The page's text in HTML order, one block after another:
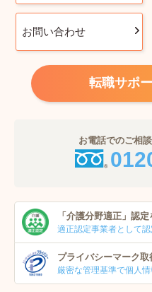
お問い合わせ
転職サポ
お電話でのご相
「介護分野適正」 認定
適正認定事業者として認
プライバシーマーク取
厳密な管理基準で個人情